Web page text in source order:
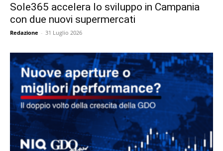
Sole365 accelera lo sviluppo in Campania
con due nuovi supermercati
Redazione - 31 Luglio 2026